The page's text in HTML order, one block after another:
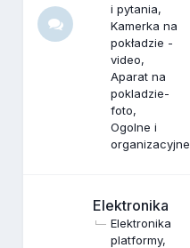
i pytania
Kamerka na
pokładzie -
video
Aparat na
pokladzie-
foto
Ogolne i
organizacyjne
Elektronika
Elektronika
platformy